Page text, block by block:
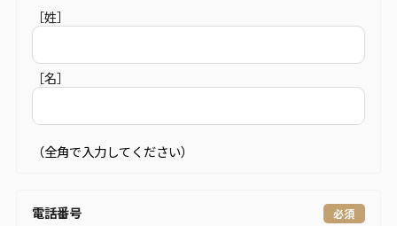
［姓］
［名］
（全角で入力してください）
電話番号